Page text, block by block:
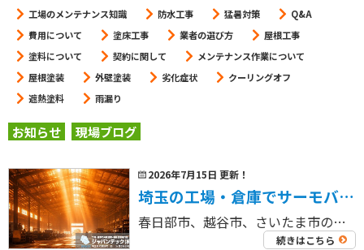
工場のメンテナンス知識
防水工事 猛暑対策
Q&A
費用について
塗床工事 業者の選び方
屋根工事
塗料について
契約に関して
メンテナンス作業について
屋根塗装
外壁塗装 劣化症状
クーリングオフ
遮熱塗料
雨漏り
お知らせ 現場ブログ
2026年7月15日 更新！
埼玉の工場・倉庫でサーモバリアを検討するなら？施工事例から見る効果・費用・遮熱塗料との違い
春日部市、越谷市、さいたま市の工場を中心に外壁塗装工事・屋根塗装工事、リフォーム工事を専門にしている 工場・倉庫の外壁塗装・屋根塗装専門店ジャパンテック（株）です！ 代表取締役の奈良部です！ 夏場の工場や倉庫では、屋根か […]
続きはこちら